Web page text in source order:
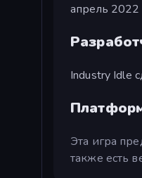
апрель 2022
Industry Idle
Эта игра
также есть